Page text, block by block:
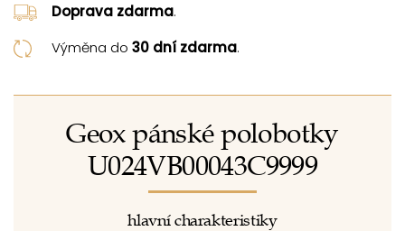
Doprava zdarma.
Výměna do 30 dní zdarma.
Geox pánské polobotky
U024VB00043C9999
hlavní charakteristiky